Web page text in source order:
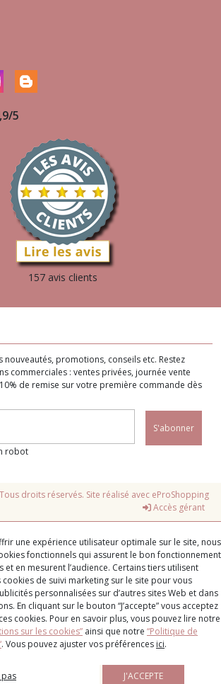
5
157 avis clients
nouveautés, promotions, conseils etc. Restez
commerciales : ventes privées, journée vente
de remise sur votre première commande dès
S'abonner
robot
droits réservés. Site réalisé avec eProShopping
Accès gérant
une expérience utilisateur optimale sur le site, nous
fonctionnels qui assurent le bon fonctionnement
et en mesurent l’audience. Certains tiers utilisent
cookies de suivi marketing sur le site pour vous
personnalisées sur d’autres sites Web et dans
En cliquant sur le bouton “J’accepte” vous acceptez
cookies. Pour en savoir plus, vous pouvez lire notre
sur les cookies” ainsi que notre “Politique de
. Vous pouvez ajuster vos préférences ici.
J'ACCEPTE